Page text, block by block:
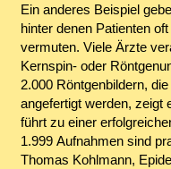
Ein anderes Beispiel
hinter denen Patienten
vermuten. Viele Ärzte
Kernspin- oder
2.000 Röntgenbildern,
angefertigt werden, zeigt
führt zu einer
1.999 Aufnahmen sind
Thomas Kohlmann,